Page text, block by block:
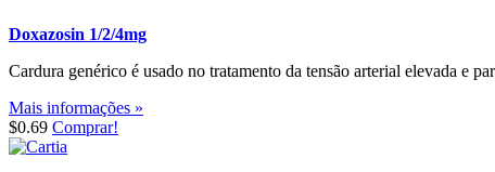
Doxazosin 1/2/4mg
Cardura genérico é usado no tratamento da tensão arterial elevada e
Mais informações »
$0.69 Comprar!